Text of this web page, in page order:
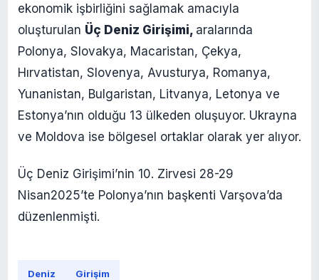
ekonomik işbirliğini sağlamak amacıyla
oluşturulan Üç Deniz Girişimi, aralarında
Polonya, Slovakya, Macaristan, Çekya,
Hırvatistan, Slovenya, Avusturya, Romanya,
Yunanistan, Bulgaristan, Litvanya, Letonya ve
Estonya’nın olduğu 13 ülkeden oluşuyor. Ukrayna
ve Moldova ise bölgesel ortaklar olarak yer alıyor.
Üç Deniz Girişimi’nin 10. Zirvesi 28-29
Nisan2025’te Polonya’nın başkenti Varşova’da
düzenlenmişti.
Deniz Girişim